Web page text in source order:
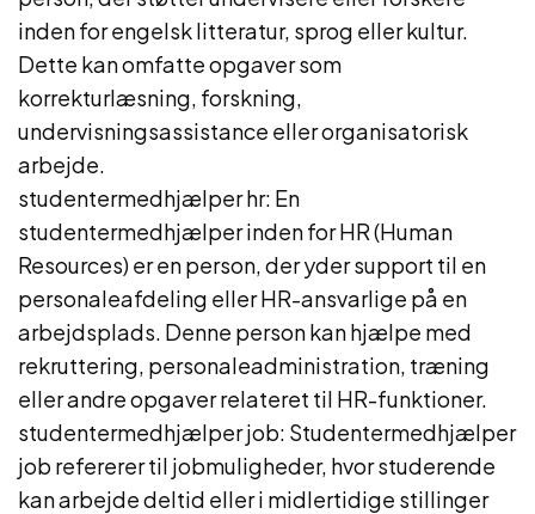
inden for engelsk litteratur, sprog eller kultur.
Dette kan omfatte opgaver som
korrekturlæsning, forskning,
undervisningsassistance eller organisatorisk
arbejde.
studentermedhjælper hr: En
studentermedhjælper inden for HR (Human
Resources) er en person, der yder support til en
personaleafdeling eller HR-ansvarlige på en
arbejdsplads. Denne person kan hjælpe med
rekruttering, personaleadministration, træning
eller andre opgaver relateret til HR-funktioner.
studentermedhjælper job: Studentermedhjælper
job refererer til jobmuligheder, hvor studerende
kan arbejde deltid eller i midlertidige stillinger